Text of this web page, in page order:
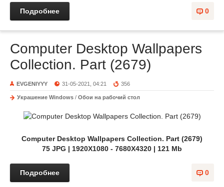
0
Подробнее
Computer Desktop Wallpapers
Collection. Part (2679)
EVGENIYYY 31-05-2021, 04:21 356
Украшение Windows / Обои на рабочий стол
Computer Desktop Wallpapers Collection. Part (2679)
75 JPG | 1920X1080 - 7680X4320 | 121 Mb
0
Подробнее